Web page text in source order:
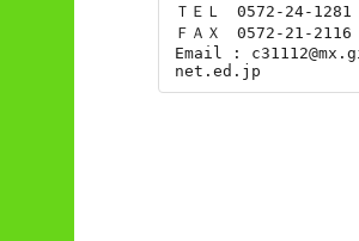
ＴＥＬ　0572-24-1281
ＦＡＸ　0572-21-2116
Email :
net.ed.jp